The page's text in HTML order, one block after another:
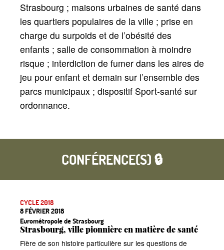
Strasbourg ; maisons urbaines de santé dans
les quartiers populaires de la ville ; prise en
charge du surpoids et de l’obésité des
enfants ; salle de consommation à moindre
risque ; interdiction de fumer dans les aires de
jeu pour enfant et demain sur l’ensemble des
parcs municipaux ; dispositif Sport-santé sur
ordonnance.
CONFÉRENCE(S) 🔒
CYCLE 2018
8 FÉVRIER 2018
Eurométropole de Strasbourg
Strasbourg, ville pionnière en matière de santé
Fière de son histoire particulière sur les questions de